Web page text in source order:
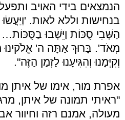
הנמצאים בידי האויב
בנחישות וללא לאות.
הַשְּׁבִי סֻכּוֹת וַיֵּשְׁבוּ
מְאֹד'. בָּרוּךְ אַתָּה ה' אֱלֹקינוּ
וְקִיְּמָנוּ וְהִגִּיעָנוּ לַזְמַן הַזֶּה".
אפרת מור, אימו של איתן
"ראיתי תמונה של איתן,
מעולה, אמנם רזה וחיוור